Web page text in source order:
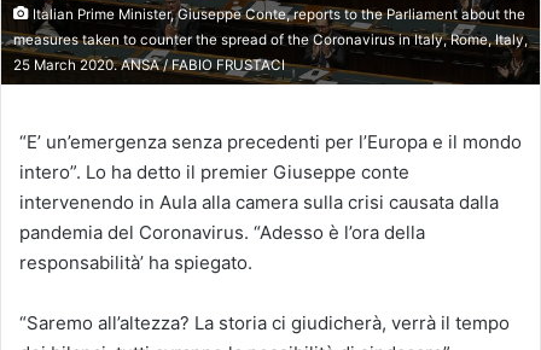
Italian Prime Minister, Giuseppe Conte, reports to the Parliament about the
measures taken to counter the spread of the Coronavirus in Italy, Rome, Italy,
25 March 2020. ANSA / FABIO FRUSTACI
“E’ un’emergenza senza precedenti per l’Europa e il mondo
intero”. Lo ha detto il premier Giuseppe conte
intervenendo in Aula alla camera sulla crisi causata dalla
pandemia del Coronavirus. “Adesso è l’ora della
responsabilità’ ha spiegato.
“Saremo all’altezza? La storia ci giudicherà, verrà il tempo